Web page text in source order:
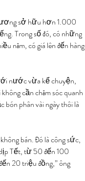
sở hữu hơn 1.000
Trong số đó, có những
năm, có giá lên đến hàng
nước vừa kể chuyện,
cần chăm sóc quanh
phân vài ngày thôi là
bán. Đó là công sức,
Tết, từ 50 đến 100
20 triệu đồng,” ông